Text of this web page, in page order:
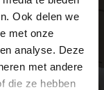
Ook delen we
met onze
analyse. Deze
met andere
die ze hebben